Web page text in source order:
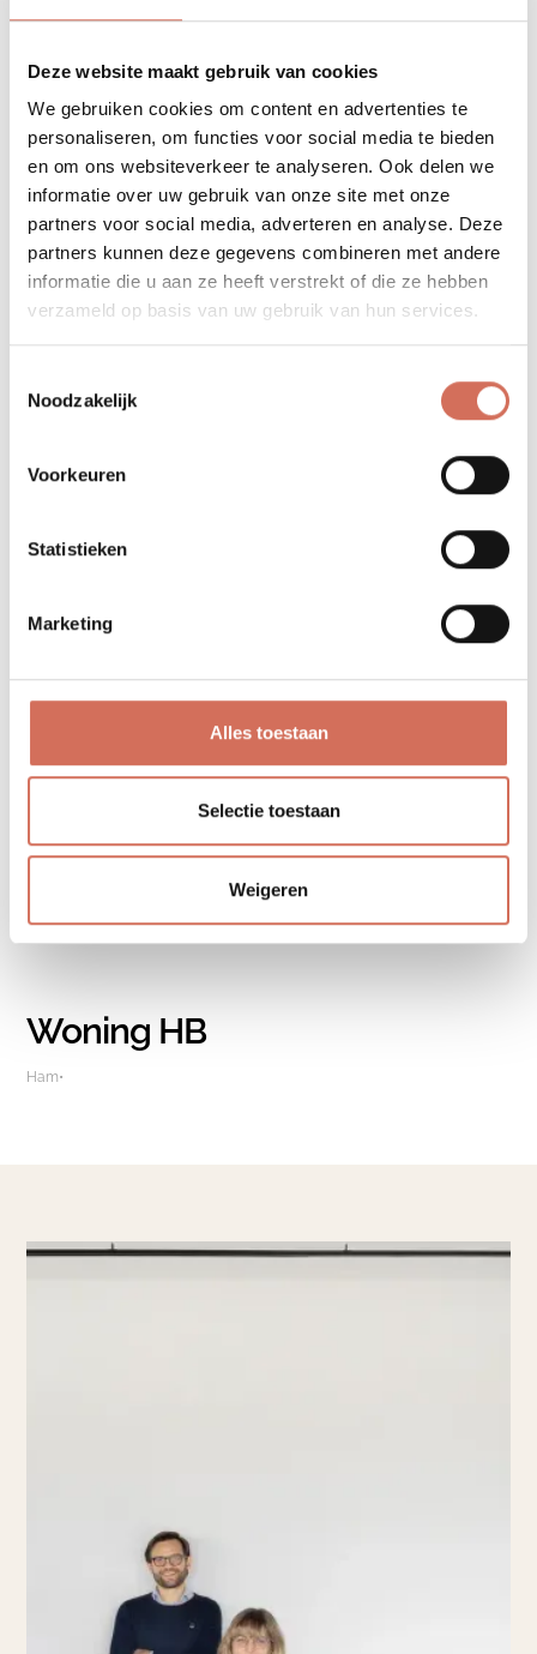
Deze website maakt gebruik van cookies
We gebruiken cookies om content en advertenties te
personaliseren, om functies voor social media te bieden
en om ons websiteverkeer te analyseren. Ook delen we
informatie over uw gebruik van onze site met onze
partners voor social media, adverteren en analyse. Deze
partners kunnen deze gegevens combineren met andere
informatie die u aan ze heeft verstrekt of die ze hebben
verzameld op basis van uw gebruik van hun services.
Noodzakelijk
Voorkeuren
Statistieken
Marketing
Alles toestaan
Selectie toestaan
Weigeren
Tuinarchitect Ken Verelst
Gerelateerde projecten
Woning MB
Woning HB
Ham•